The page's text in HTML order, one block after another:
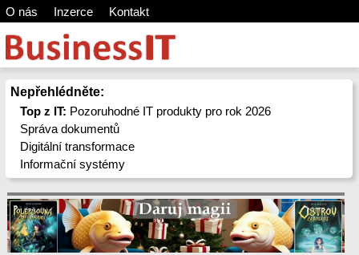
O nás Inzerce Kontakt
Nepřehlédněte:
Top z IT: Pozoruhodné IT produkty pro rok 2026
Správa dokumentů
Digitální transformace
Informační systémy